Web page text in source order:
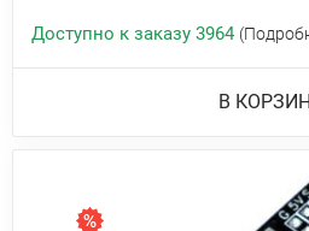
Доступно к заказу 3964
В